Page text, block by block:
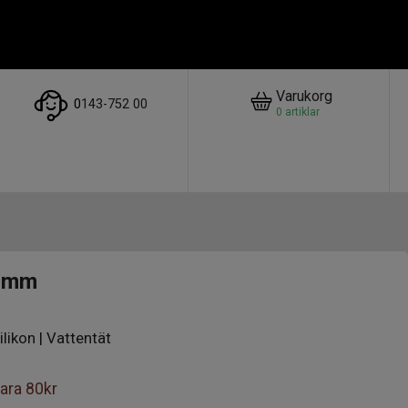
0143-752 00 Varukorg
0 artiklar
| Vattentät
80kr